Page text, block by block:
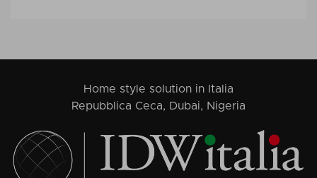
Home style solution in Italia
Repubblica Ceca, Dubai, Nigeria